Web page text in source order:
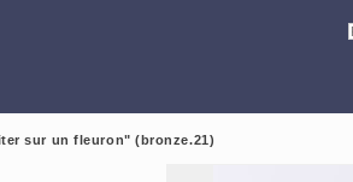
sur un fleuron" (bronze.21)